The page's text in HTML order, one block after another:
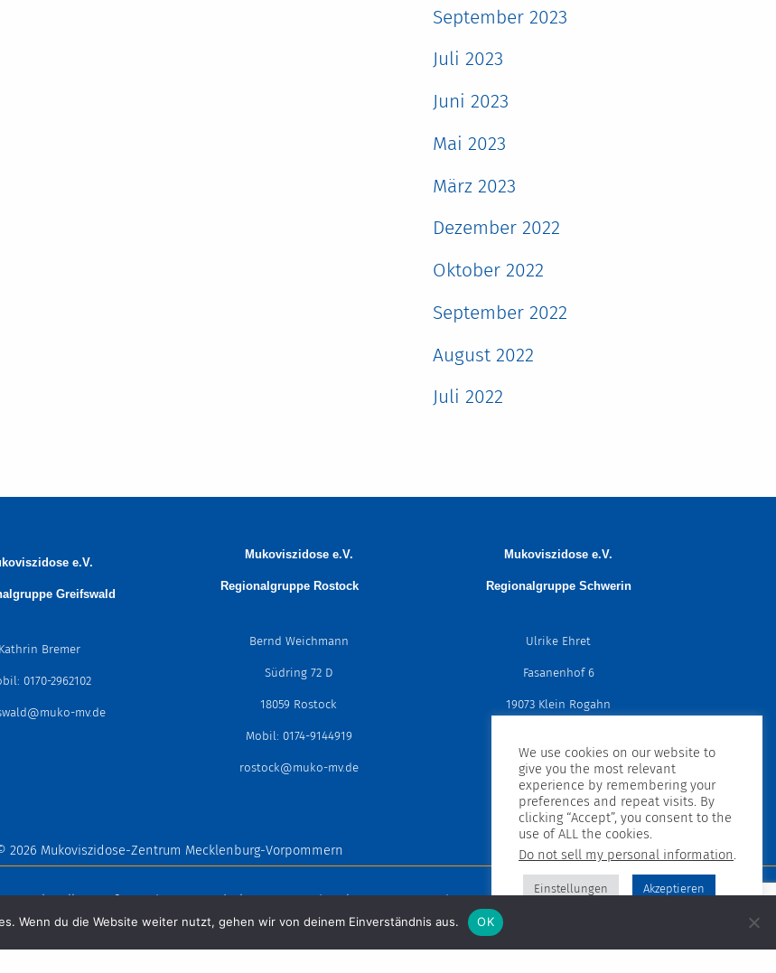
September 2023
Juli 2023
Juni 2023
Mai 2023
März 2023
Dezember 2022
Oktober 2022
September 2022
August 2022
Juli 2022
e.V.
Greifswald
Kathrin Bremer
0170-2962102
mv.de
Mukoviszidose e.V.
Regionalgruppe Rostock
Bernd Weichmann
Südring 72 D
18059 Rostock
Mobil: 0174-9144919
rostock@muko-mv.de
Mukoviszidose e.V.
Regionalgruppe Schwerin
Ulrike Ehret
Fasanenhof 6
19073 Klein Rogahn
schwerin@muko-mv.de
2026 Mukoviszidose-Zentrum Mecklenburg-Vorpommern
Aktuelles Informationen Ambulanzen & Regionalgruppen Termine
We use cookies on our website to
give you the most relevant
experience by remembering your
preferences and repeat visits. By
clicking “Accept”, you consent to the
use of ALL the cookies.
Do not sell my personal information.
Einstellungen Akzeptieren
Wenn du die Website weiter nutzt, gehen wir von deinem Einverständnis aus. OK